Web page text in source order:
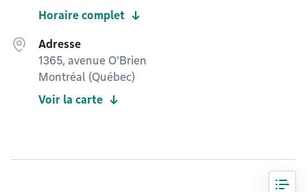
Horaire complet
Adresse
1365, avenue O'Brien
Montréal (Québec)
Voir la carte